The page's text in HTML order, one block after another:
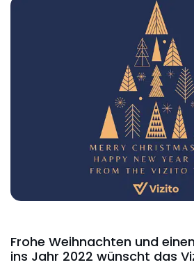
Frohe Weihnachten und
ins Jahr 2022 wünscht das